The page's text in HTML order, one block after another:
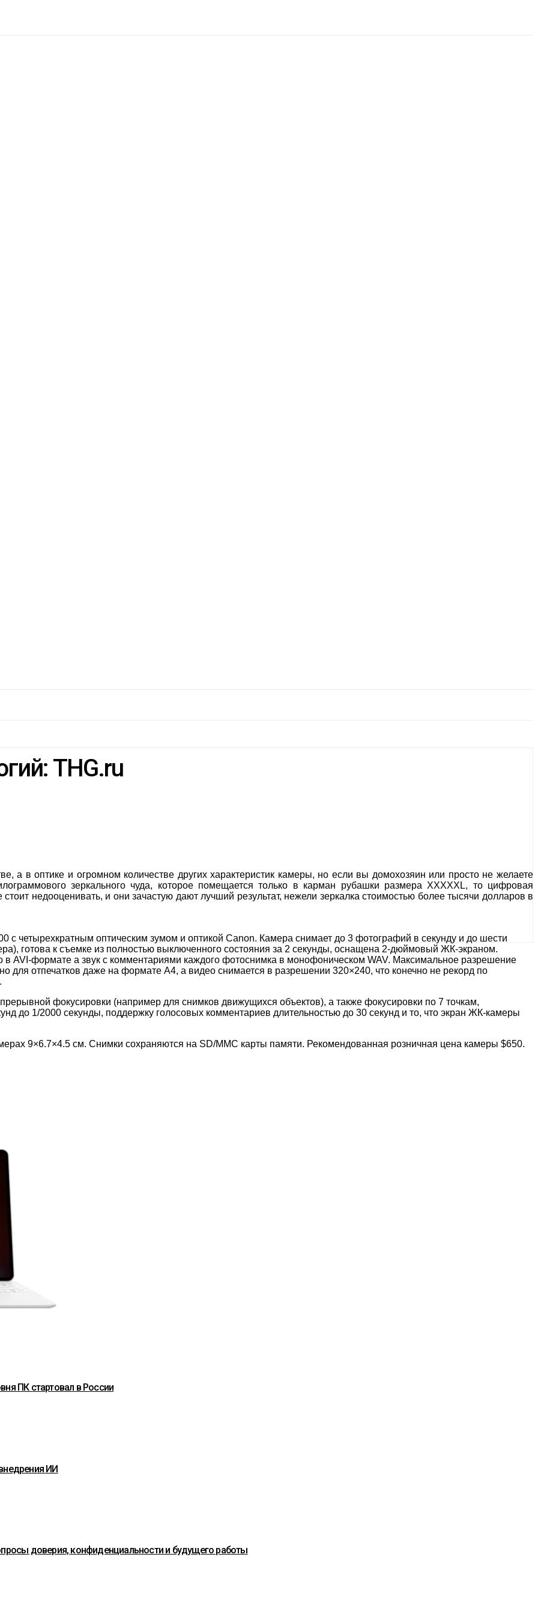
THG.ru
а в оптике и огромном количестве других характеристик камеры, но если вы домохозяин или просто не желаете
зеркального чуда, которое помещается только в карман рубашки размера XXXXXL, то цифровая
недооценивать, и они зачастую дают лучший результат, нежели зеркалка стоимостью более тысячи долларов в
с четырехкратным оптическим зумом и оптикой Canon. Камера снимает до 3 фотографий в секунду и до шести
готова к съемке из полностью выключенного состояния за 2 секунды, оснащена 2-дюймовый ЖК-экраном.
AVI-формате а звук с комментариями каждого фотоснимка в монофоническом WAV. Максимальное разрешение
для отпечатков даже на формате A4, а видео снимается в разрешении 320×240, что конечно не рекорд по
фокусировки (например для снимков движущихся объектов), а также фокусировки по 7 точкам,
до 1/2000 секунды, поддержку голосовых комментариев длительностью до 30 секунд и то, что экран ЖК-камеры
9×6.7×4.5 см. Снимки сохраняются на SD/MMC карты памяти. Рекомендованная розничная цена камеры $650.
ПК стартовал в России
ИИ
доверия, конфиденциальности и будущего работы